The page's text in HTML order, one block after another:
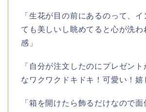
「生花が目の前にあるのって、
ても美しいし眺めてると心が洗わ
感」
「自分が注文したのにプレゼント
なワクワクドキドキ！可愛い！嬉
「箱を開けたら飾るだけなので